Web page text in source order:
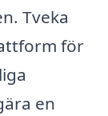
Tveka
för
en